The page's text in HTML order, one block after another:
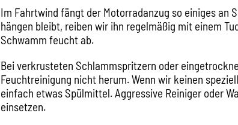
Im Fahrtwind fängt der Motorradanzug so einiges
hängen bleibt, reiben wir ihn regelmäßig mit einem
Schwamm feucht ab.
Bei verkrusteten Schlammspritzern oder
Feuchtreinigung nicht herum. Wenn wir keinen
einfach etwas Spülmittel. Aggressive Reiniger oder
einsetzen.